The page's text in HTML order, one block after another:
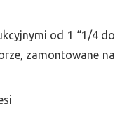
od 1 “1/4 do
zamontowane na